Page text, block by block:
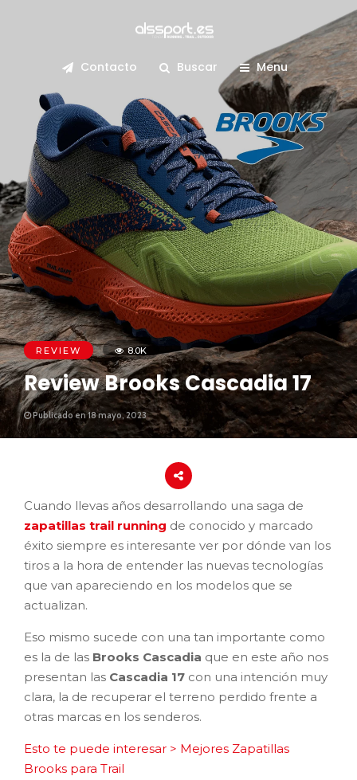
Contacto Buscar Menu
REVIEW 8.0K
Review Brooks Cascadia 17
Publicado en 18 mayo, 2023
Cuando llevas años desarrollando una saga de
zapatillas trail running de conocido y marcado
éxito siempre es interesante ver por dónde van los
tiros a la hora de entender las nuevas tecnologías
que van apareciendo en los modelos que se
actualizan.
Eso mismo sucede con una tan importante como
es la de las Brooks Cascadia que en este año nos
presentan las Cascadia 17 con una intención muy
clara, la de recuperar el terreno perdido frente a
otras marcas en los senderos.
Esto te puede interesar > Mejores Zapatillas
Brooks para Trail